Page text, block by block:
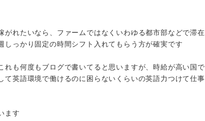
がれたいなら、ファームではなくいわゆる都市部などで滞在
しっかり固定の時間シフト入れてもらう方が確実です
れも何度もブログで書いてると思いますが、時給が高い国で
て英語環境で働けるのに困らないくらいの英語力つけて仕事
ます